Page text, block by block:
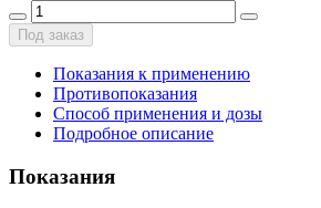
Под заказ
Показания к применению
Противопоказания
Способ применения и дозы
Подробное описание
Показания